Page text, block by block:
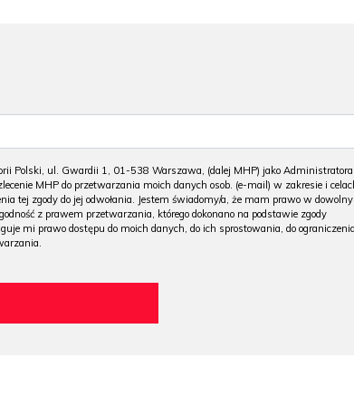
Polski, ul. Gwardii 1, 01-538 Warszawa, (dalej MHP) jako Administratora
MHP do przetwarzania moich danych osob. (e-mail) w zakresie i
tej zgody do jej odwołania. Jestem świadomy/a, że mam prawo w
z prawem przetwarzania, którego dokonano na podstawie zgody
mi prawo dostępu do moich danych, do ich sprostowania, do ograniczenia